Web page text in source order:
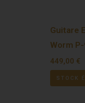
Guitare
Worm
449,00 €
STOCK